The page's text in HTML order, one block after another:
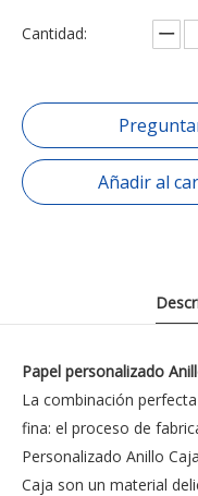
Cantidad:
Añadir al
Papel personalizado
La combinación
fina: el proceso de
Personalizado Anillo
Caja son un material